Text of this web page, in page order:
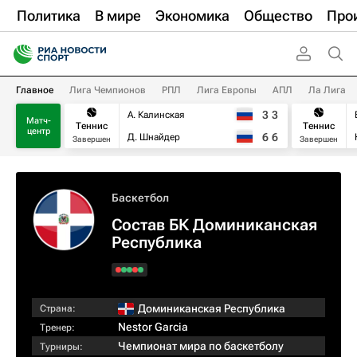
Политика В мире Экономика Общество
Главное Лига Чемпионов РПЛ Лига Европы АПЛ Ла Лига
Матч-
центр
Теннис
Завершен
А. Калинская
Д. Шнайдер
3 3
6 6
Теннис
Завершен
Баскетбол
Состав БК Доминиканская
Республика
Страна: Доминиканская Республика
Тренер: Nestor Garcia
Турниры: Чемпионат мира по баскетболу